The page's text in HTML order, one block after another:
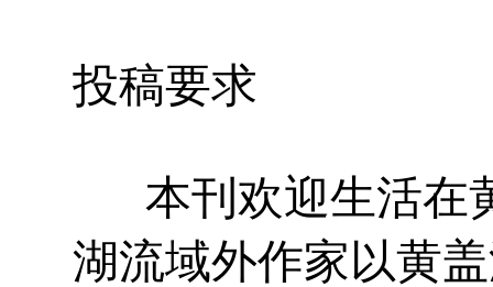
投稿要求
本刊欢迎生活在
湖流域外作家以黄